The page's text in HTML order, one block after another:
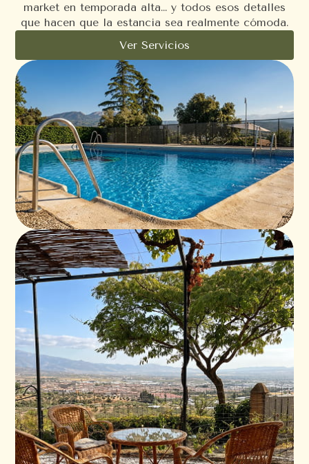
market en temporada alta… y todos esos detalles
que hacen que la estancia sea realmente cómoda.
Ver Servicios